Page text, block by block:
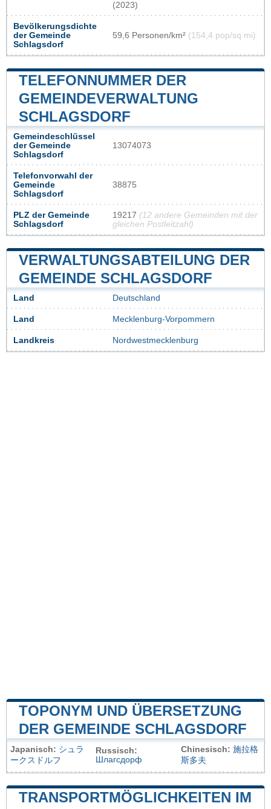
(2023)
Bevölkerungsdichte
der Gemeinde
Schlagsdorf
59,6 Personen/km² (154,4 pop/sq mi)
TELEFONNUMMER DER
GEMEINDEVERWALTUNG
SCHLAGSDORF
Gemeindeschlüssel
der Gemeinde
Schlagsdorf
13074073
Telefonvorwahl der
Gemeinde
Schlagsdorf
38875
PLZ der Gemeinde
Schlagsdorf
19217 (12 andere Gemeinden mit der
gleichen Postleitzahl)
VERWALTUNGSABTEILUNG DER
GEMEINDE SCHLAGSDORF
Land Deutschland
Land Mecklenburg-Vorpommern
Landkreis Nordwestmecklenburg
TOPONYM UND ÜBERSETZUNG
DER GEMEINDE SCHLAGSDORF
Japanisch: シュラ
ークスドルフ
Russisch:
Шлагсдорф
Chinesisch: 施拉格
斯多夫
TRANSPORTMÖGLICHKEITEN IM